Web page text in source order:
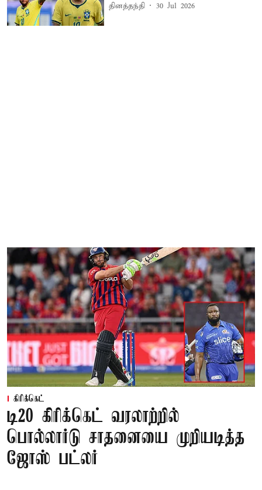
தினத்தந்தி 30 Jul 2026
கிரிக்கெட்
டி20 கிரிக்கெட் வரலாற்றில்
பொல்லார்டு சாதனையை முறியடித்த
ஜோஸ் பட்லர்